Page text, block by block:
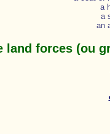
a
a
an
land forces (ou